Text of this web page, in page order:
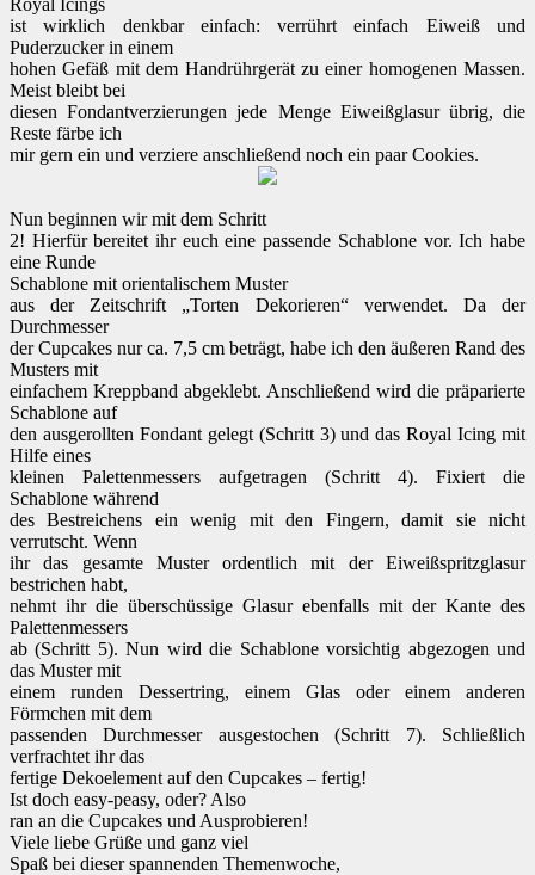
ist wirklich denkbar einfach: verrührt einfach Eiweiß und
Puderzucker in einem
hohen Gefäß mit dem Handrührgerät zu einer homogenen Massen.
Meist bleibt bei
diesen Fondantverzierungen jede Menge Eiweißglasur übrig, die
Reste färbe ich
mir gern ein und verziere anschließend noch ein paar Cookies.
Nun beginnen wir mit dem Schritt
2! Hierfür bereitet ihr euch eine passende Schablone vor. Ich habe
eine Runde
Schablone mit orientalischem Muster
aus der Zeitschrift „Torten Dekorieren“ verwendet. Da der
Durchmesser
der Cupcakes nur ca. 7,5 cm beträgt, habe ich den äußeren Rand des
Musters mit
einfachem Kreppband abgeklebt. Anschließend wird die präparierte
Schablone auf
den ausgerollten Fondant gelegt (Schritt 3) und das Royal Icing mit
Hilfe eines
kleinen Palettenmessers aufgetragen (Schritt 4). Fixiert die
Schablone während
des Bestreichens ein wenig mit den Fingern, damit sie nicht
verrutscht. Wenn
ihr das gesamte Muster ordentlich mit der Eiweißspritzglasur
bestrichen habt,
nehmt ihr die überschüssige Glasur ebenfalls mit der Kante des
Palettenmessers
ab (Schritt 5). Nun wird die Schablone vorsichtig abgezogen und
das Muster mit
einem runden Dessertring, einem Glas oder einem anderen
Förmchen mit dem
passenden Durchmesser ausgestochen (Schritt 7). Schließlich
verfrachtet ihr das
fertige Dekoelement auf den Cupcakes – fertig!
Ist doch easy-peasy, oder? Also
ran an die Cupcakes und Ausprobieren!
Viele liebe Grüße und ganz viel
Spaß bei dieser spannenden Themenwoche,